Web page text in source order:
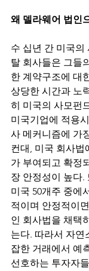
왜 델라웨어 법인
수 십년 간 미국의
탈 회사들은 그들
한 계약구조에 대
상당한 시간과 노
히 미국의 사모펀
미국기업에 적용
사 메커니즘에 가
컨대, 미국 회사법
가 부여되고 확정
장 안정성이 높다.
미국 50개주 중에
적이며 안정적이
인 회사법을 채택
는다. 따라서 자연
잡한 거래에서 예
선호하는 투자자